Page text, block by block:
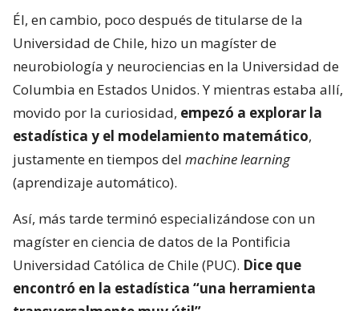
Él, en cambio, poco después de titularse de la
Universidad de Chile, hizo un magíster de
neurobiología y neurociencias en la Universidad de
Columbia en Estados Unidos. Y mientras estaba allí,
movido por la curiosidad, empezó a explorar la
estadística y el modelamiento matemático,
justamente en tiempos del machine learning
(aprendizaje automático).
Así, más tarde terminó especializándose con un
magíster en ciencia de datos de la Pontificia
Universidad Católica de Chile (PUC). Dice que
encontró en la estadística “una herramienta